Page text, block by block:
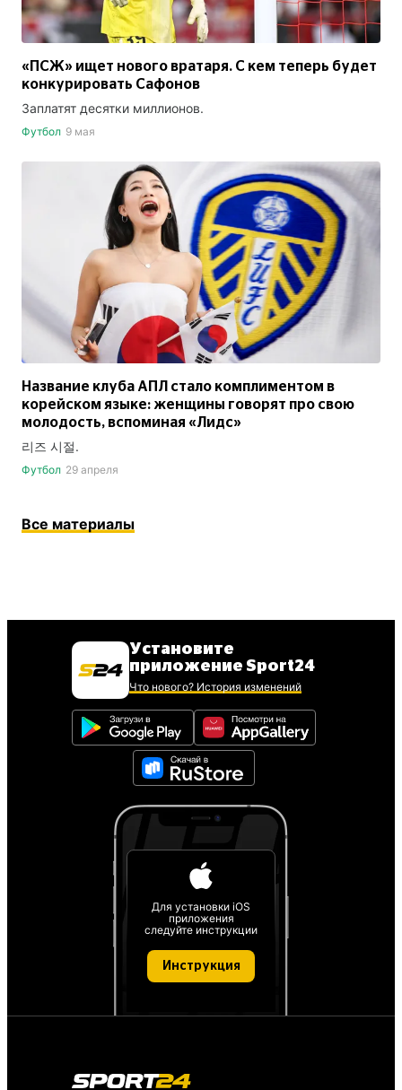
«ПСЖ» ищет нового вратаря. С кем теперь будет
конкурировать Сафонов
Заплатят десятки миллионов.
Футбол 9 мая
Название клуба АПЛ стало комплиментом в
корейском языке: женщины говорят про свою
молодость, вспоминая «Лидс»
리즈 시절.
Футбол 29 апреля
Все материалы
Установите
приложение Sport24
Что нового? История изменений
Для установки iOS
приложения
следуйте инструкции
Инструкция